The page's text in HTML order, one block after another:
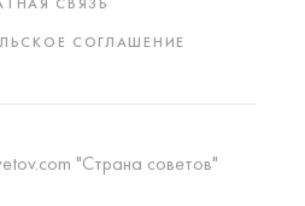
СВЯЗЬ
СОГЛАШЕНИЕ
"Страна советов"